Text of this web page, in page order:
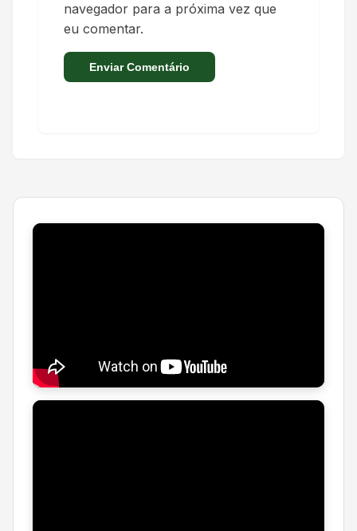
navegador para a próxima vez que
eu comentar.